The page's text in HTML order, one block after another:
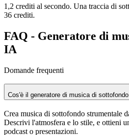
1,2 crediti al secondo. Una traccia di
36 crediti.
FAQ - Generatore di
IA
Domande frequenti
Cos'è il generatore di musica di
Crea musica di sottofondo strumentale
Descrivi l'atmosfera e lo stile, e ottieni
podcast o presentazioni.